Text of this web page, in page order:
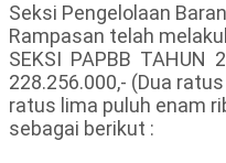
Seksi Pengelolaan
Rampasan telah
SEKSI PAPBB TAHUN
228.256.000,- (Dua
ratus lima puluh enam
sebagai berikut :